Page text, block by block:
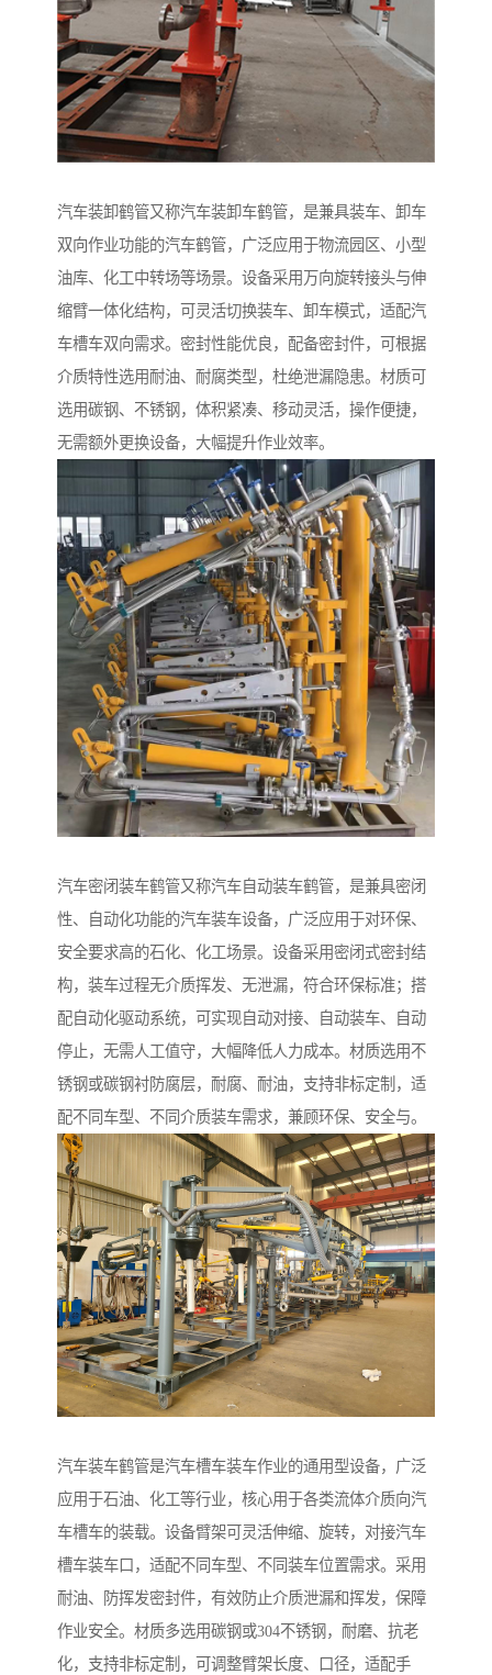
汽车装卸鹤管又称汽车装卸车鹤管，是兼具装车、卸车
双向作业功能的汽车鹤管，广泛应用于物流园区、小型
油库、化工中转场等场景。设备采用万向旋转接头与伸
缩臂一体化结构，可灵活切换装车、卸车模式，适配汽
车槽车双向需求。密封性能优良，配备密封件，可根据
介质特性选用耐油、耐腐类型，杜绝泄漏隐患。材质可
选用碳钢、不锈钢，体积紧凑、移动灵活，操作便捷，
无需额外更换设备，大幅提升作业效率。
汽车密闭装车鹤管又称汽车自动装车鹤管，是兼具密闭
性、自动化功能的汽车装车设备，广泛应用于对环保、
安全要求高的石化、化工场景。设备采用密闭式密封结
构，装车过程无介质挥发、无泄漏，符合环保标准；搭
配自动化驱动系统，可实现自动对接、自动装车、自动
停止，无需人工值守，大幅降低人力成本。材质选用不
锈钢或碳钢衬防腐层，耐腐、耐油，支持非标定制，适
配不同车型、不同介质装车需求，兼顾环保、安全与。
汽车装车鹤管是汽车槽车装车作业的通用型设备，广泛
应用于石油、化工等行业，核心用于各类流体介质向汽
车槽车的装载。设备臂架可灵活伸缩、旋转，对接汽车
槽车装车口，适配不同车型、不同装车位置需求。采用
耐油、防挥发密封件，有效防止介质泄漏和挥发，保障
作业安全。材质多选用碳钢或304不锈钢，耐磨、抗老
化，支持非标定制，可调整臂架长度、口径，适配手